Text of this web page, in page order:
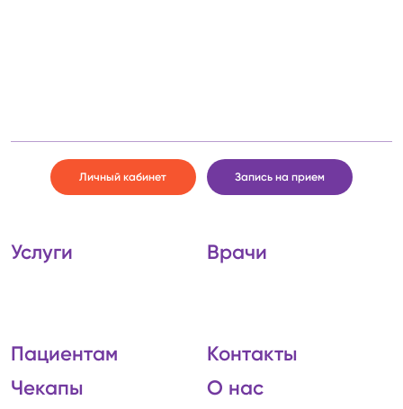
Личный кабинет Запись на прием
Услуги Врачи
Пациентам
Чекапы
Контакты
О нас